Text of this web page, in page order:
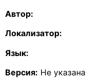
Автор:
Локализатор:
Язык:
Версия: Не указана